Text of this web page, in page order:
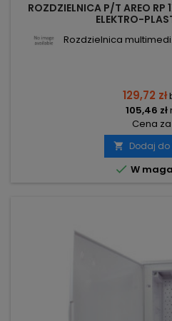
ROZDZIELNICA P/T AREO
ELEKTRO-
Rozdzielnica
129,72 zł
105,46 zł
Cena
 Dodaj do
 W